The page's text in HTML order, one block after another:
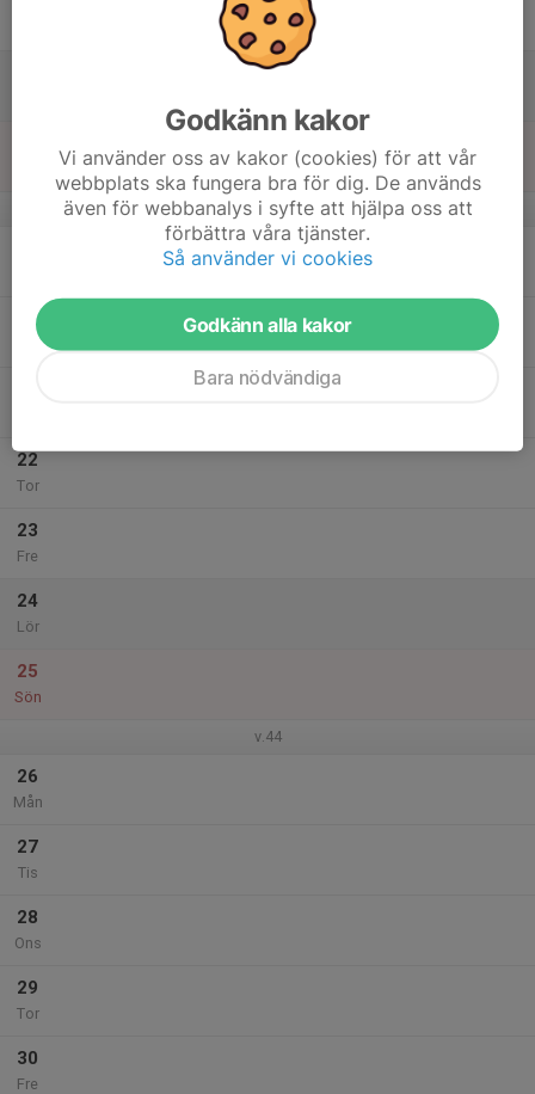
v.43
20
22
Tor
23
Fre
24
Lör
25
Sön
v.44
26
Mån
27
Tis
28
Ons
29
Tor
30
Fre
Godkänn kakor
Vi använder oss av kakor (cookies) för att vår
webbplats ska fungera bra för dig. De används
även för webbanalys i syfte att hjälpa oss att
förbättra våra tjänster.
Så använder vi cookies
Godkänn alla kakor
Bara nödvändiga